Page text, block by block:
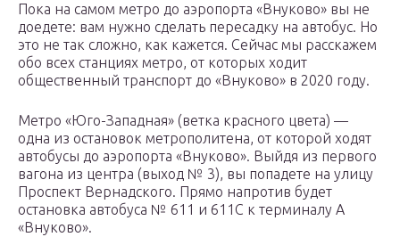
Пока на самом метро до аэропорта «Внуково» вы не
доедете: вам нужно сделать пересадку на автобус. Но
это не так сложно, как кажется. Сейчас мы расскажем
обо всех станциях метро, от которых ходит
общественный транспорт до «Внуково» в 2020 году.
Метро «Юго-Западная» (ветка красного цвета) —
одна из остановок метрополитена, от которой ходят
автобусы до аэропорта «Внуково». Выйдя из первого
вагона из центра (выход № 3), вы попадете на улицу
Проспект Вернадского. Прямо напротив будет
остановка автобуса № 611 и 611С к терминалу A
«Внуково».